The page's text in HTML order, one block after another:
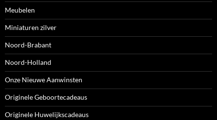
Meubelen
Miniaturen zilver
Noord-Brabant
Noord-Holland
Onze Nieuwe Aanwinsten
Originele Geboortecadeaus
Originele Huwelijkscadeaus